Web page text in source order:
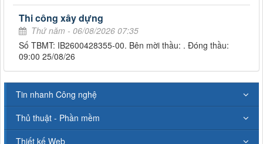
Thi công xây dựng
Thứ năm - 06/08/2026 07:35
Số TBMT: IB2600428355-00. Bên mời thầu: . Đóng thầu:
09:00 25/08/26
Tin nhanh Công nghệ
Thủ thuật - Phần mềm
Thiết kế Web